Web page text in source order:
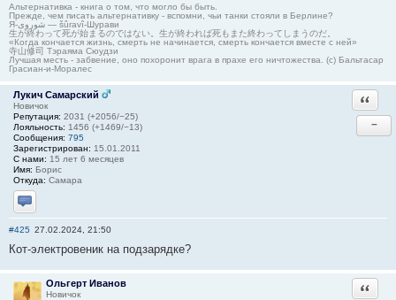
Альтернативка - книга о том, что могло бы быть.
Прежде, чем писать альтернативку - вспомни, чьи танки стояли в Берлине?
Я-شوروی — šûravî-Шурави
生が終わって死が始まるのではない。生が終われば死もまた終わってしまうのだ。
«Когда кончается жизнь, смерть не начинается, смерть кончается вместе с ней»
寺山修司 Тэраяма Сюудзи
Лучшая месть - забвение, оно похоронит врага в прахе его ничтожества. (с) Бальтасар
Грасиан-и-Моралес
Лукич Самарский
Новичок
Репутация: 2031 (+2056/−25)
Лояльность: 1456 (+1469/−13)
Сообщения: 795
Зарегистрирован: 15.01.2011
С нами: 15 лет 6 месяцев
Имя: Борис
Откуда: Самара
Отправить личное сообщение
−
#425 27.02.2024, 21:50
Кот-электровеник на подзарядке?
Ольгерт Иванов
Новичок